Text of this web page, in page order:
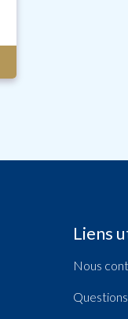
Liens
Nous